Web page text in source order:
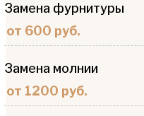
Замена фурнитуры
от 600 руб.
Замена молнии
от 1200 руб.